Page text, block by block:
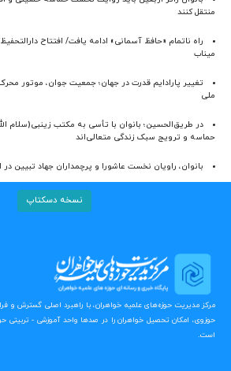
منتقل کنند
راه ناتمام «حافظ آسمانی» ادامه یافت/ افتتاح
میناب
تغییر پارادایم قدرت در جهان؛ جمعیت جوان، موتور
ملی
در طریق‌الحسین؛ بانوان با تأسی به مکتب زینبی(سلام
حماسه و ترویج سبک زندگی متعالی‌اند
بانوان، راویان نخست عاشورا و پرچمداران جهاد تبیین
نسخه دسکتاپ
مرکز مدیریت حوزه‌های علمیه خواهران، با راهبرد اصلی گسترش و
حوزوی، امکان تحصیل خواهران را در صدها واحد آموزشی - تربیتی
است.